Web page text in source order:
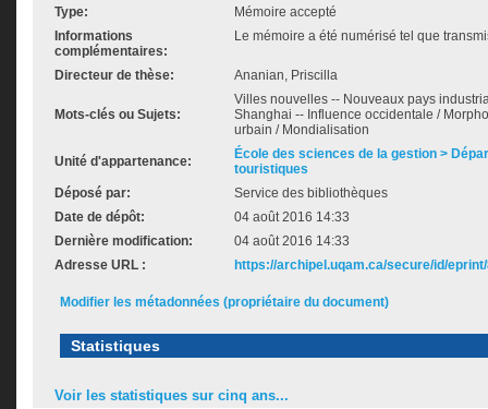
Type:
Mémoire accepté
Informations
complémentaires:
Le mémoire a été numérisé tel que
Directeur de thèse: Ananian, Priscilla
Mots-clés ou Sujets:
Villes nouvelles -- Nouveaux pays
Shanghai -- Influence occidentale /
urbain / Mondialisation
Unité d'appartenance:
École des sciences de la gestion >
touristiques
Déposé par:
Service des bibliothèques
Date de dépôt:
04 août 2016 14:33
Dernière modification:
04 août 2016 14:33
Adresse URL :
https://archipel.uqam.ca/secure/id/
Modifier les métadonnées (propriétaire du document)
Statistiques
Voir les statistiques sur cinq ans...